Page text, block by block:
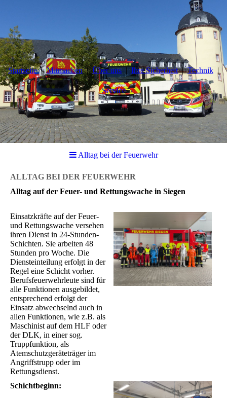
Startseite Mitmachen Über uns Ihre Sicherheit Technik
Service
Alltag bei der Feuerwehr
ALLTAG BEI DER FEUERWEHR
Alltag auf der Feuer- und Rettungswache in Siegen
Einsatzkräfte auf der Feuer-
und Rettungswache versehen
ihren Dienst in 24-Stunden-
Schichten. Sie arbeiten 48
Stunden pro Woche. Die
Diensteinteilung erfolgt in der
Regel eine Schicht vorher.
Berufsfeuerwehrleute sind für
alle Funktionen ausgebildet,
entsprechend erfolgt der
Einsatz abwechselnd auch in
allen Funktionen, wie z.B. als
Maschinist auf dem HLF oder
der DLK, in einer sog.
Truppfunktion, als
Atemschutzgeräteträger im
Angriffstrupp oder im
Rettungsdienst.
Schichtbeginn: